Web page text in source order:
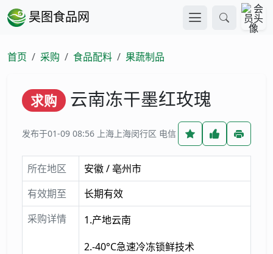
昊图食品网
首页 采购 食品配料 果蔬制品
求购 云南冻干墨红玫瑰
发布于01-09 08:56 上海上海闵行区 电信
所在地区
安徽 / 亳州市
有效期至
长期有效
采购详情
1.产地云南
2.-40°C急速冷冻锁鲜技术